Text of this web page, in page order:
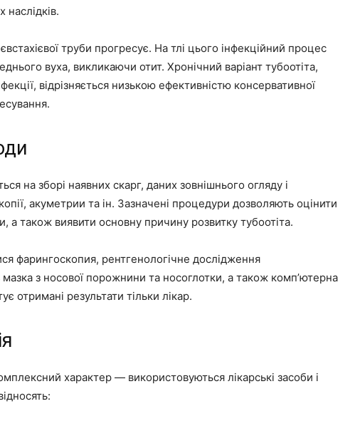
наслідків.
євстахієвої труби прогресує. На тлі цього інфекційний процес
вуха, викликаючи отит. Хронічний варіант тубоотіта,
відрізняється низькою ефективністю консервативної
на зборі наявних скарг, даних зовнішнього огляду і
акуметрии та ін. Зазначені процедури дозволяють оцінити
а також виявити основну причину розвитку тубоотіта.
фарингоскопия, рентгенологічне дослідження
мазка з носової порожнини та носоглотки, а також комп’ютерна
отримані результати тільки лікар.
характер — використовуються лікарські засоби і